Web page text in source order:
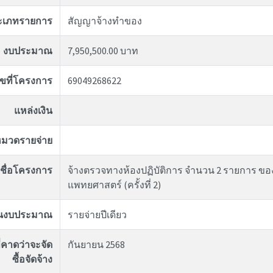
ภทรายการ สัญญาจ้างทำของ
งบประมาณ 7,950,500.00 บาท
ที่โครงการ 69049268622
แหล่งเงิน
วดรายจ่าย
ชื่อโครงการ
จ้างตรวจทางห้องปฏิบัติการ จำนวน 2 รายการ ข
แพทยศาสตร์ (ครั้งที่ 2)
งบประมาณ รายจ่ายปีเดียว
าดว่าจะจัด
ซื้อจัดจ้าง
กันยายน 2568